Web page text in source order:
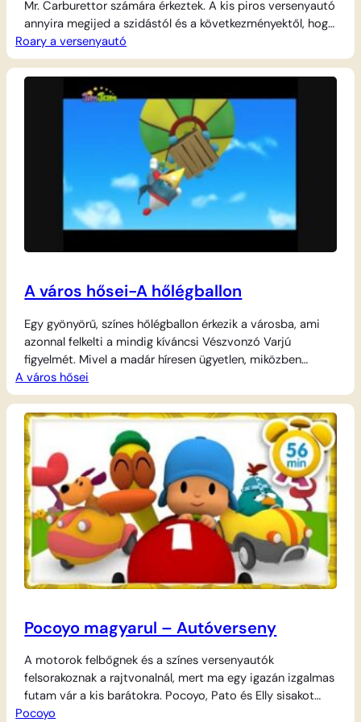
Mr. Carburettor számára érkeztek. A kis piros versenyautó
annyira megijed a szidástól és a következményektől, hogy
a bocsánatkérés helyett inkább elmenekül a helyszínről, és
elrejtőzik a pálya egy távoli pontján. Miközben Nagy Chris
és a többi autó aggódva indulnak a keresésére, Roarynak
meg kell tanulnia, hogy a balesetek…
Roary a versenyautó
A város hősei-A hőlégballon
Egy gyönyörű, színes hőlégballon érkezik a városba, ami
azonnal felkelti a mindig kíváncsi Vészvonzó Varjú
figyelmét. Mivel a madár híresen ügyetlen, miközben
közelebbről is megvizsgálja a különleges légi járművet,
véletlenül kioldja a földhöz rögzítő kötelet. A baj még
nagyobb lesz, amikor a lába belegabalyodik a kötélbe, és a
hőlégballon hirtelen a magasba emelkedik, magával
ragadva…
A város hősei
Pocoyo magyarul – Autóverseny
A motorok felbőgnek és a színes versenyautók
felsorakoznak a rajtvonalnál, mert ma egy igazán izgalmas
futam vár a kis barátokra. Pocoyo, Pato és Elly sisakot
húznak, beülnek a járgányaikba, és amint elindul a verseny,
Pocoyo